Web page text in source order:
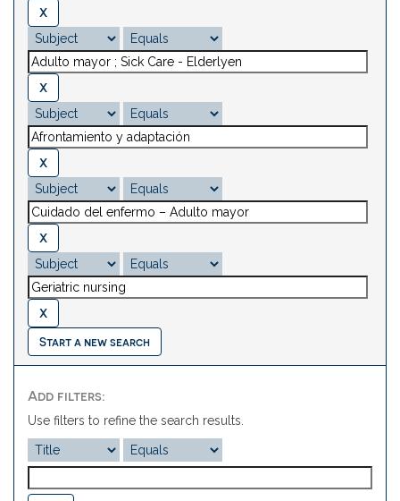
Start a new search
Add filters:
Use filters to refine the search results.